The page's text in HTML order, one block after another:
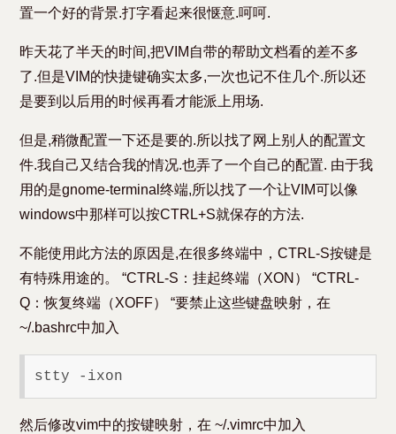
置一个好的背景.打字看起来很惬意.呵呵.
昨天花了半天的时间,把VIM自带的帮助文档看的差不多
了.但是VIM的快捷键确实太多,一次也记不住几个.所以还
是要到以后用的时候再看才能派上用场.
但是,稍微配置一下还是要的.所以找了网上别人的配置文
件.我自己又结合我的情况.也弄了一个自己的配置. 由于我
用的是gnome-terminal终端,所以找了一个让VIM可以像
windows中那样可以按CTRL+S就保存的方法.
不能使用此方法的原因是,在很多终端中，CTRL-S按键是
有特殊用途的。 “CTRL-S：挂起终端（XON） “CTRL-
Q：恢复终端（XOFF） “要禁止这些键盘映射，在
~/.bashrc中加入
然后修改vim中的按键映射，在 ~/.vimrc中加入